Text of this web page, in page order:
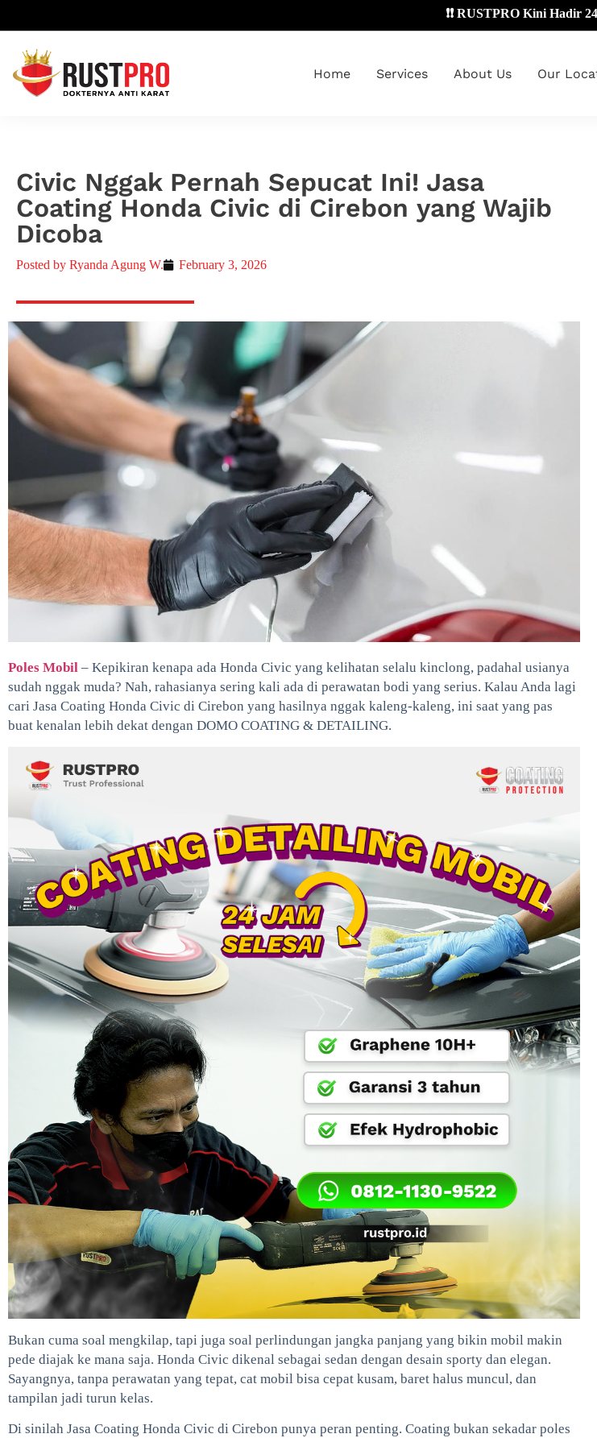
❗❗ RUSTPRO Kini Hadir 24 Jam |
Home Services About Us Our
Civic Nggak Pernah Sepucat Ini! Jasa
Coating Honda Civic di Cirebon yang Wajib
Dicoba
Posted by Ryanda Agung W. February 3, 2026
Poles Mobil – Kepikiran kenapa ada Honda Civic yang kelihatan selalu kinclong, padahal usianya
sudah nggak muda? Nah, rahasianya sering kali ada di perawatan bodi yang serius. Kalau Anda lagi
cari Jasa Coating Honda Civic di Cirebon yang hasilnya nggak kaleng-kaleng, ini saat yang pas
buat kenalan lebih dekat dengan DOMO COATING & DETAILING.
Bukan cuma soal mengkilap, tapi juga soal perlindungan jangka panjang yang bikin mobil makin
pede diajak ke mana saja. Honda Civic dikenal sebagai sedan dengan desain sporty dan elegan.
Sayangnya, tanpa perawatan yang tepat, cat mobil bisa cepat kusam, baret halus muncul, dan
tampilan jadi turun kelas.
Di sinilah Jasa Coating Honda Civic di Cirebon punya peran penting. Coating bukan sekadar poles